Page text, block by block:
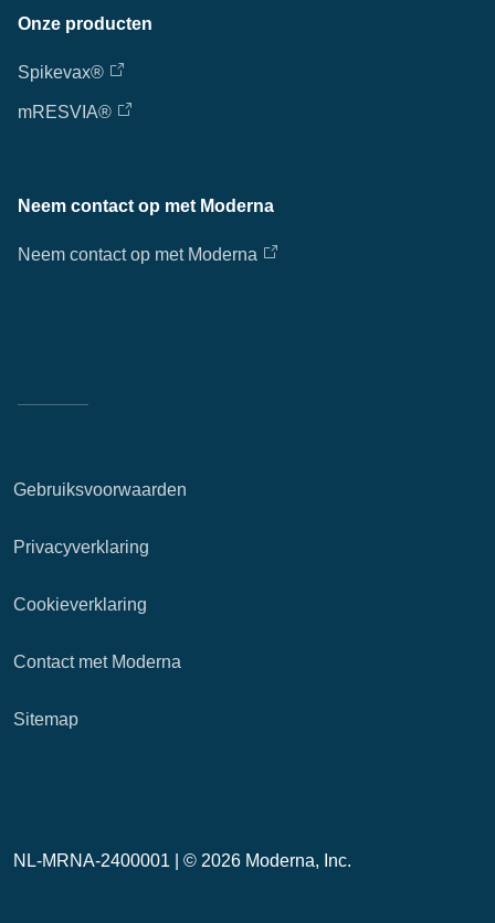
Onze producten
Spikevax®
mRESVIA®
Neem contact op met Moderna
Neem contact op met Moderna
Gebruiksvoorwaarden
Privacyverklaring
Cookieverklaring
Contact met Moderna
Sitemap
NL-MRNA-2400001 | © 2026 Moderna, Inc.